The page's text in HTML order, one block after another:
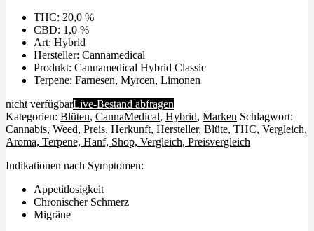
THC: 20,0 %
CBD: 1,0 %
Art: Hybrid
Hersteller: Cannamedical
Produkt: Cannamedical Hybrid Classic
Terpene: Farnesen, Myrcen, Limonen
nicht verfügbarLive-Bestand abfragen
Kategorien: Blüten, CannaMedical, Hybrid, Marken Schlagwort:
Cannabis, Weed, Preis, Herkunft, Hersteller, Blüte, THC, Vergleich,
Aroma, Terpene, Hanf, Shop, Vergleich, Preisvergleich
Indikationen nach Symptomen:
Appetitlosigkeit
Chronischer Schmerz
Migräne